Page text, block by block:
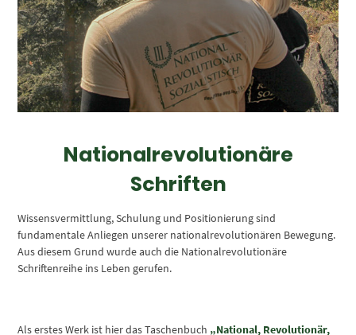
Nationalrevolutionäre
Schriften
Wissensvermittlung, Schulung und Positionierung sind
fundamentale Anliegen unserer nationalrevolutionären Bewegung.
Aus diesem Grund wurde auch die Nationalrevolutionäre
Schriftenreihe ins Leben gerufen.
Als erstes Werk ist hier das Taschenbuch „National, Revolutionär,